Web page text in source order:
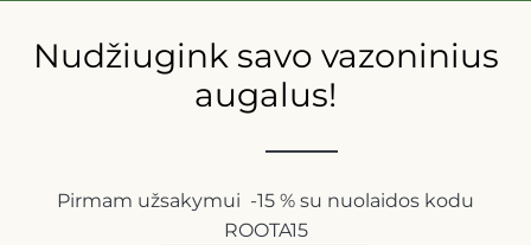
Nudžiugink savo vazoninius
augalus!
Pirmam užsakymui -15 % su nuolaidos kodu
ROOTA15